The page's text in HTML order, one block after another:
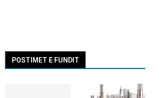
POSTIMET E FUNDIT